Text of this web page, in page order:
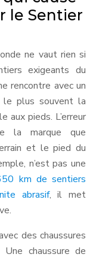
le Sentier
ne vaut rien si
exigeants du
rencontre avec un
plus souvent la
aux pieds. L’erreur
la marque que
et le pied du
n’est pas une
km de sentiers
abrasif, il met
des chaussures
chaussure de